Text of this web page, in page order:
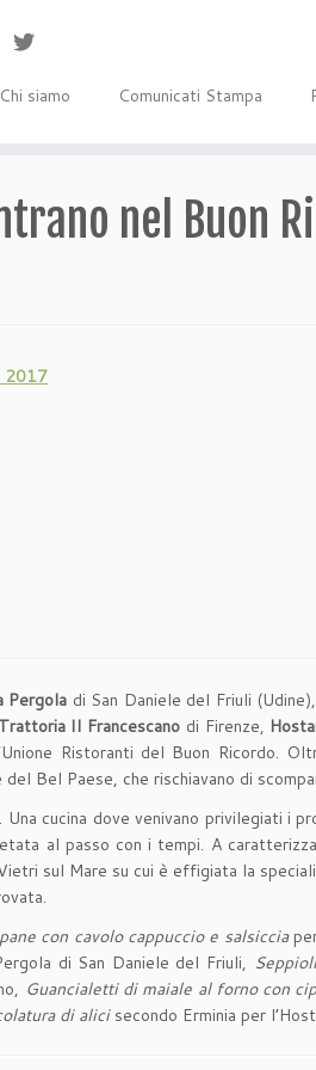
Chi siamo Comunicati Stampa
nel Buon
2017
Pergola di San Daniele del Friuli (Udine),
Trattoria Il Francescano di Firenze,
Ristoranti del Buon Ricordo.
Bel Paese, che rischiavano di
cucina dove venivano privilegiati i
al passo con i tempi. A
sul Mare su cui è effigiata la
con cavolo cappuccio e salsiccia
di San Daniele del Friuli,
Guancialetti di maiale al forno con
di alicisecondo Erminia per